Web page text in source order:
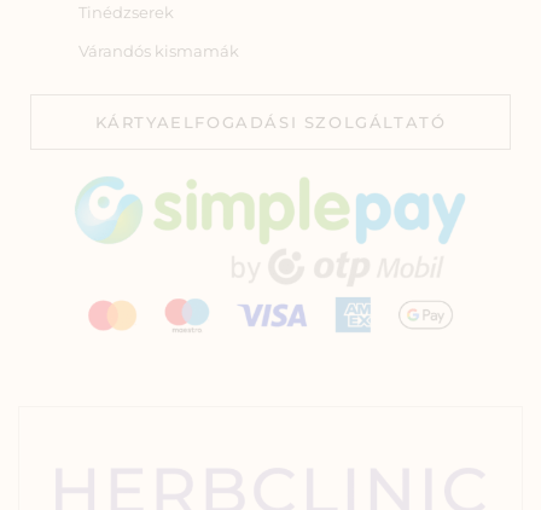
Tinédzserek
Várandós kismamák
KÁRTYAELFOGADÁSI SZOLGÁLTATÓ